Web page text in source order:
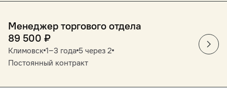
Менеджер торгового отдела
89 500 ₽
Климовск 1‒3 года 5 через 2
Постоянный контракт